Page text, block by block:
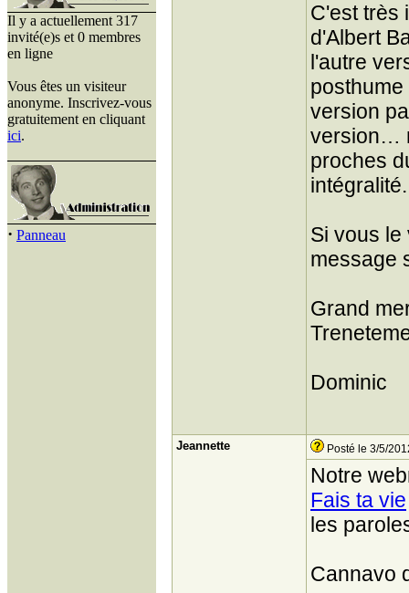
Il y a actuellement 317
invité(e)s et 0 membres
en ligne
Vous êtes un visiteur
anonyme. Inscrivez-vous
gratuitement en cliquant
ici.
· Panneau
C'est très
d'Albert
l'autre
version
version…
proches
intégralité.
Si vous
message
Grand
Dominic
Jeannette Posté le 3/5/
Notre
Fais ta vie
les
Cannavo